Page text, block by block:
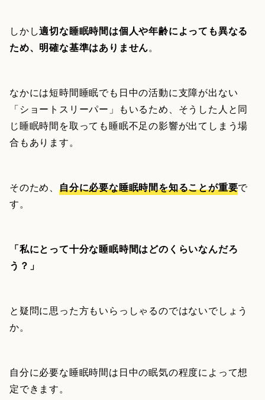
しかし適切な睡眠時間は個人や年齢によっても異なる
ため、明確な基準はありません。
なかには短時間睡眠でも日中の活動に支障が出ない
「ショートスリーパー」もいるため、そうした人と同
じ睡眠時間を取っても睡眠不足の影響が出てしまう場
合もあります。
そのため、 自分に必要な睡眠時間を知ることが重要で
す。
「私にとって十分な睡眠時間はどのくらいなんだろ
う？」
と疑問に思った方もいらっしゃるのではないでしょう
か。
自分に必要な睡眠時間は日中の眠気の程度によって想
定できます。